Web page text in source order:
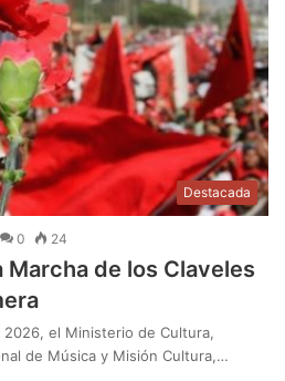
Destacada
0 24
Marcha de los Claveles
el Ministerio de Cultura,
de Música y Misión Cultura,…